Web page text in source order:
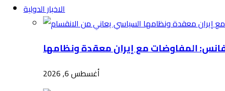
الاخبار الدولية
أغسطس 6, 2026